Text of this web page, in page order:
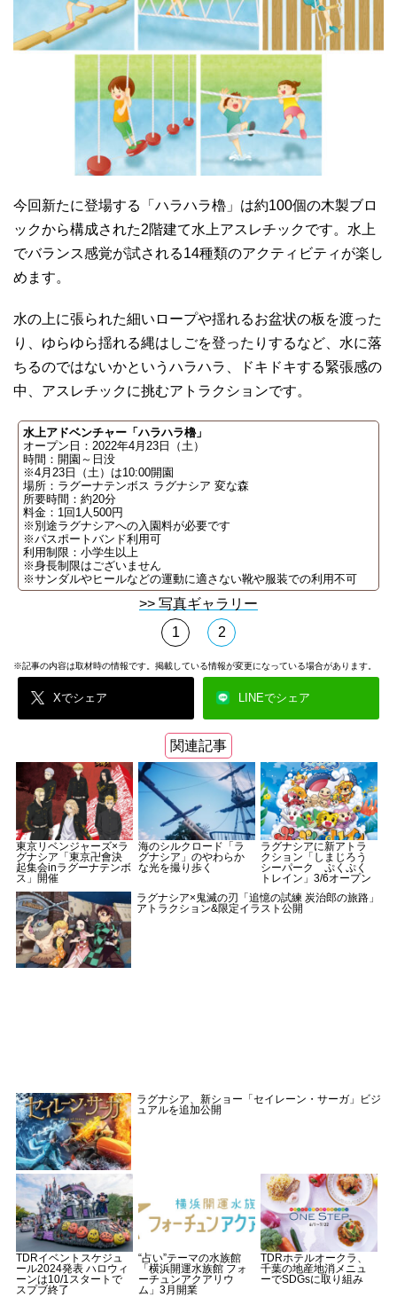
今回新たに登場する「ハラハラ櫓」は約100個の木製ブロ
ックから構成された2階建て水上アスレチックです。水上
でバランス感覚が試される14種類のアクティビティが楽し
めます。
水の上に張られた細いロープや揺れるお盆状の板を渡った
り、ゆらゆら揺れる縄はしごを登ったりするなど、水に落
ちるのではないかというハラハラ、ドキドキする緊張感の
中、アスレチックに挑むアトラクションです。
水上アドベンチャー「ハラハラ櫓」
オープン日：2022年4月23日（土）
時間：開園～日没
※4月23日（土）は10:00開園
場所：ラグーナテンボス ラグナシア 変な森
所要時間：約20分
料金：1回1人500円
※別途ラグナシアへの入園料が必要です
※パスポートバンド利用可
利用制限：小学生以上
※身長制限はございません
※サンダルやヒールなどの運動に適さない靴や服装での利用不可
>> 写真ギャラリー
1
2
※記事の内容は取材時の情報です。掲載している情報が変更になっている場合があります。
Xでシェア LINEでシェア
関連記事
東京リベンジャーズ×ラ
グナシア「東京卍會決
起集会inラグーナテンボ
ス」開催
海のシルクロード「ラ
グナシア」のやわらか
な光を撮り歩く
ラグナシアに新アトラ
クション「しまじろう
シーパーク ぷくぷく
トレイン」3/6オープン
ラグナシア×鬼滅の刃「追憶の試練 炭治郎の旅路」
アトラクション&限定イラスト公開
ラグナシア、新ショー「セイレーン・サーガ」ビジ
ュアルを追加公開
TDRイベントスケジュ
ール2024発表 ハロウィ
ーンは10/1スタートで
スプブ終了
“占い”テーマの水族館
「横浜開運水族館 フォ
ーチュンアクアリウ
ム」3月開業
TDRホテルオークラ、
千葉の地産地消メニュ
ーでSDGsに取り組み